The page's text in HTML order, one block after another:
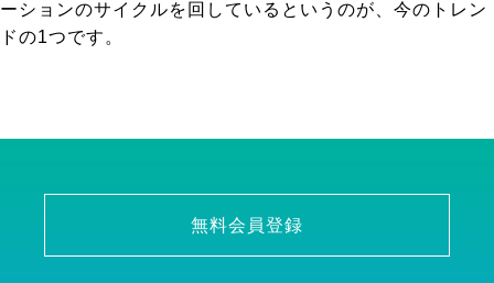
ーションのサイクルを回しているというのが、今のトレン
ドの1つです。
無料会員登録